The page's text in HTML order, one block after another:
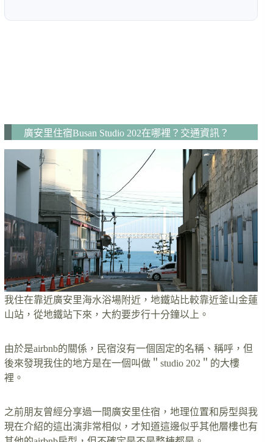
廣安里住宿Busan Studio 202在哪裡？交通資訊？
我住在靠近廣安里海水浴場附近，地鐵站比較靠近釜山金蓮
山站，從地鐵站下來，大約要步行十分鐘以上。
由於是airbnb的關係，民宿沒有一個固定的名稱、稱呼，但
後來發現我住的地方是在一個叫做＂studio 202＂的大樓
裡。
之前朋友曾經分享過一間廣安里住宿，地理位置和房型與我
現在介紹的這出演非常相似，才知道這邊似乎其他層樓也有